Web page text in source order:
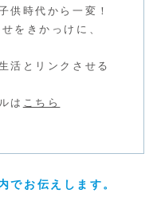
供時代から一変！
をきかっけに、
活とリンクさせる
は こちら
でお伝えします。